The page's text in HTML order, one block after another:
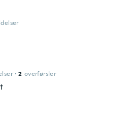
· 2 overførsler